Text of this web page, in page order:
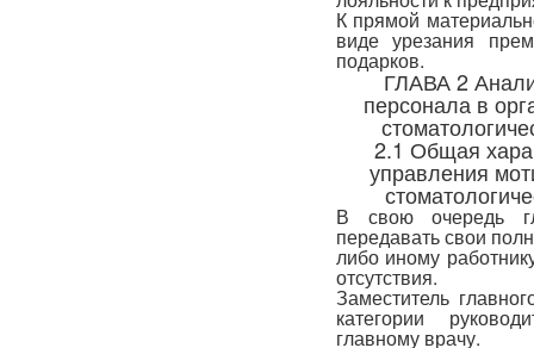
К прямой
виде урезания
подарков.
ГЛАВА 2
персонала в
2.1 Общая
управления
В свою очередь
передавать свои
либо иному
отсутствия.
Заместитель
категории
главному врачу.